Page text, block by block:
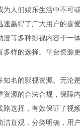
人们娱乐生活中不
速赢得了广大用户的喜
等多种影视内容于一
多样的选择。平台资
名的影视资源。无
源的合法合规，保障
选择，有效保证了
直观，分类明确，用